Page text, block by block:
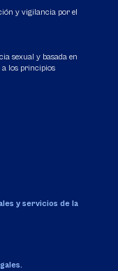
y vigilancia por el
sexual y basada en
los principios
y servicios de la